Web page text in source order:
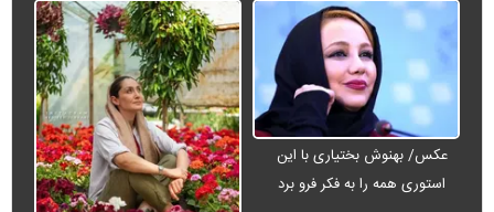
عکس/ بهنوش بختیاری با این
استوری همه را به فکر فرو برد